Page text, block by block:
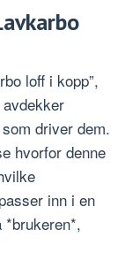
loff i kopp”,
driver dem.
hvorfor denne
inn i en
*brukeren*,